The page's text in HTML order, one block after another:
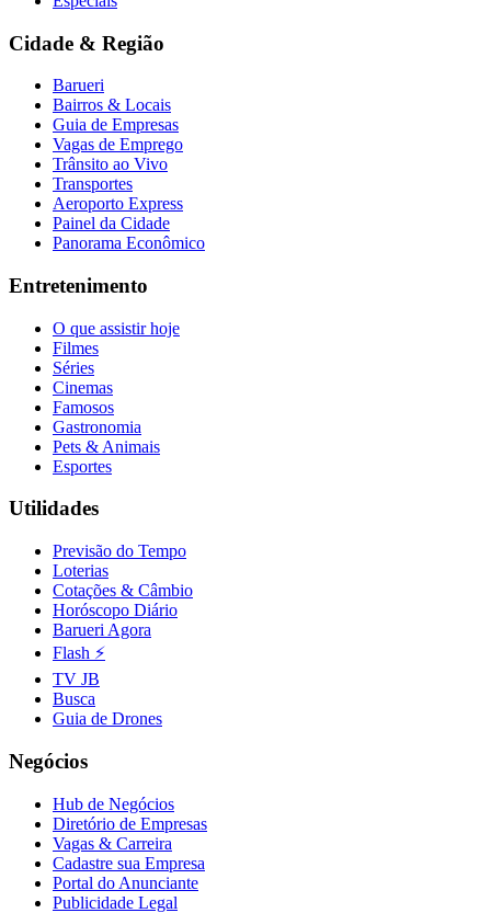
Cidade & Região
Barueri
Bairros & Locais
Guia de Empresas
Vagas de Emprego
Trânsito ao Vivo
Transportes
Aeroporto Express
Painel da Cidade
Panorama Econômico
Entretenimento
O que assistir hoje
Filmes
Séries
Cinemas
Famosos
Gastronomia
Pets & Animais
Esportes
Utilidades
Previsão do Tempo
Loterias
Cotações & Câmbio
Horóscopo Diário
Barueri Agora
Flash ⚡
TV JB
Busca
Guia de Drones
Negócios
Hub de Negócios
Diretório de Empresas
Vagas & Carreira
Cadastre sua Empresa
Portal do Anunciante
Publicidade Legal